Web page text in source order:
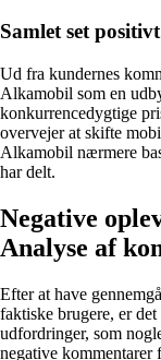
Samlet set
Ud fra kundernes
Alkamobil som en
konkurrencedygtige
overvejer at skifte
Alkamobil nærmere
har delt.
Negative
Analyse af
Efter at have
faktiske brugere, er
udfordringer, som
negative kommentarer